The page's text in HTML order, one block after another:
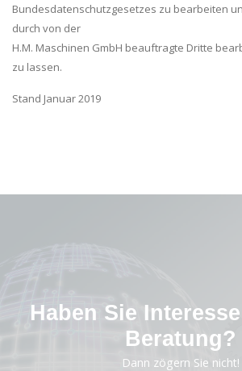
Bundesdatenschutzgesetzes zu bearbeiten
durch von der
H.M. Maschinen GmbH beauftragte Dritte
zu lassen.
Stand Januar 2019
Haben Sie
Beratung?
Dann zögern Sie nicht!